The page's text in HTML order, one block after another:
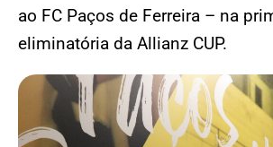
ao FC Paços de Ferreira – na
eliminatória da Allianz CUP.